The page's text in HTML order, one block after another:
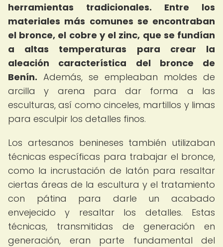
herramientas tradicionales.
Entre los
materiales más comunes se encontraban
el bronce, el cobre y el zinc, que se fundían
a altas temperaturas para crear la
aleación característica del bronce de
Benín. Además, se empleaban moldes de
arcilla y arena para dar forma a las
esculturas, así como cinceles, martillos y limas
para esculpir los detalles finos.
Los artesanos benineses también utilizaban
técnicas específicas para trabajar el bronce,
como la incrustación de latón para resaltar
ciertas áreas de la escultura y el tratamiento
con pátina para darle un acabado
envejecido y resaltar los detalles. Estas
técnicas, transmitidas de generación en
generación, eran parte fundamental del